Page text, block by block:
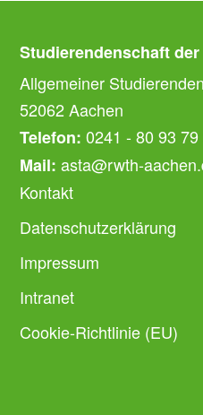
Studierendenschaft
Allgemeiner
52062 Aachen
Telefon: 0241 - 80 93 79
Mail: asta@rwth-
Kontakt
Datenschutzerklärung
Impressum
Intranet
Cookie-Richtlinie (EU)